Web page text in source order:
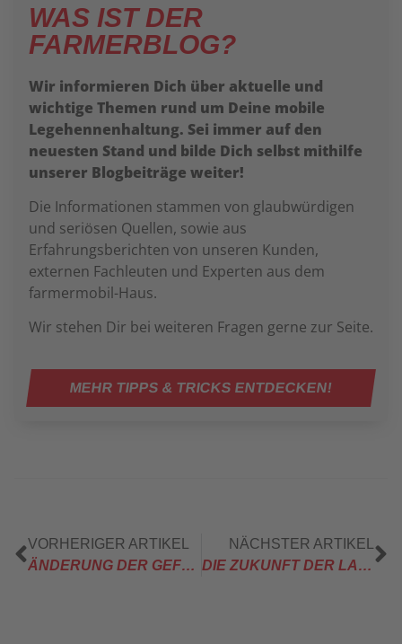
WAS IST DER
FARMERBLOG?
Wir informieren Dich über aktuelle und
wichtige Themen rund um Deine mobile
Legehennenhaltung. Sei immer auf den
neuesten Stand und bilde Dich selbst mithilfe
unserer Blogbeiträge weiter!
Die Informationen stammen von glaubwürdigen
und seriösen Quellen, sowie aus
Erfahrungsberichten von unseren Kunden,
externen Fachleuten und Experten aus dem
farmermobil-Haus.
Wir stehen Dir bei weiteren Fragen gerne zur Seite.
MEHR TIPPS & TRICKS ENTDECKEN!
VORHERIGER ARTIKEL
ÄNDERUNG DER GEFLÜGEL-SALMONELLEN-VERORDNUNG
NÄCHSTER ARTIKEL
DIE ZUKUNFT DER LANDWIRTSCHAFT: IOT IN MOBILEN HÜHNERSTÄLLEN